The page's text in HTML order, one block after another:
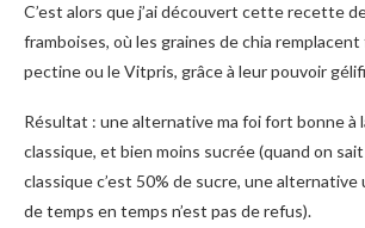
C’est alors que j’ai découvert cette recette
framboises, où les graines de chia
pectine ou le Vitpris, grâce à leur pouvoir
Résultat : une alternative ma foi fort bonne à
classique, et bien moins sucrée (quand on
classique c’est 50% de sucre, une alternative
de temps en temps n’est pas de refus).